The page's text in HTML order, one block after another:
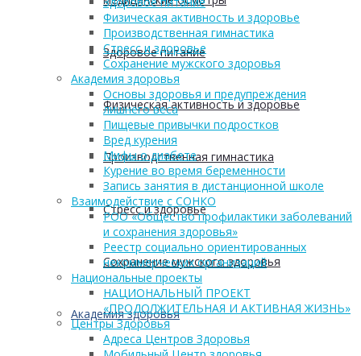
Здоровое питание
Физическая активность и здоровье
Производственная гимнастика
Стресс и здоровье
Сохранение мужского здоровья
Академия здоровья
Физическая активность и здоровье
Производственная гимнастика
Стресс и здоровье
Сохранение мужского здоровья
Академия здоровья
Основы здоровья и предупреждения
лишнего веса
Пищевые привычки подростков
Вред курения
Мифы о диабете
Курение во время беременности
Запись занятия в дистанционной школе
Взаимодействие с СОНКО
РОО «Общество профилактики заболеваний
и сохранения здоровья»
Реестр социально ориентированных
некоммерческих организаций
Национальные проекты
НАЦИОНАЛЬНЫЙ ПРОЕКТ
«ПРОДОЛЖИТЕЛЬНАЯ И АКТИВНАЯ ЖИЗНЬ»
Центры Здоровья
Адреса Центров Здоровья